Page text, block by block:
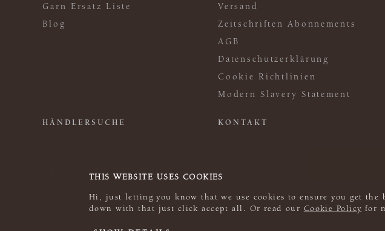
THIS WEBSITE USES COOKIES
Hi, just letting you know that we use cookies to ensure you get the
down with that just click accept all. Or read our Cookie Policy for
Garn Ersatz Liste
Blog
Versand
Zeitschriften Abonnements
AGB
Datenschutzerklärung
Cookie Richtlinien
Modern Slavery Statement
HÄNDLERSUCHE KONTAKT
© 2026 Rowan